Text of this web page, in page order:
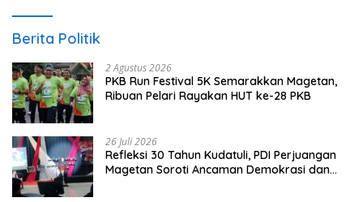
Berita Politik
2 Agustus 2026
PKB Run Festival 5K Semarakkan Magetan,
Ribuan Pelari Rayakan HUT ke-28 PKB
26 Juli 2026
Refleksi 30 Tahun Kudatuli, PDI Perjuangan
Magetan Soroti Ancaman Demokrasi dan